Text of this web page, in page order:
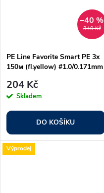
340 Kč
–40 %
PE Line Favorite Smart PE 3x
150м (fl.yellow) #1.0/0.171mm
204 Kč
Skladem
DO KOŠÍKU
Výprodej